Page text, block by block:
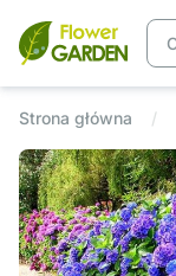
Strona główna